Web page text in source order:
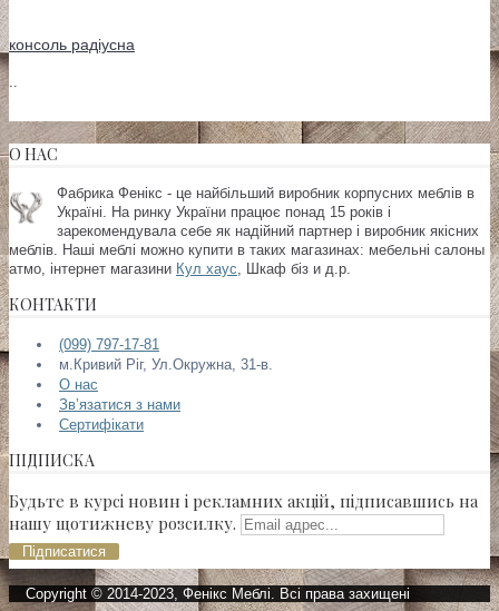
консоль радіусна
О НАС
Фабрика Фенікс - це найбільший виробник корпусних меблів в
Україні. На ринку України працює понад 15 років і
зарекомендувала себе як надійний партнер і виробник якісних
меблів. Наші меблі можно купити в таких магазинах: мебельні салоны
атмо, інтернет магазини Кул хаус , Шкаф біз и д.р.
КОНТАКТИ
(099) 797-17-81
м.Кривий Ріг, Ул.Окружна, 31-в.
О нас
Зв’язатися з нами
Сертифікати
ПІДПИСКА
Будьте в курсі новин і рекламних акцій, підписавшись на
нашу щотижневу розсилку.
Підписатися
Copyright © 2014-2023, Фенікс Меблі. Всі права захищені